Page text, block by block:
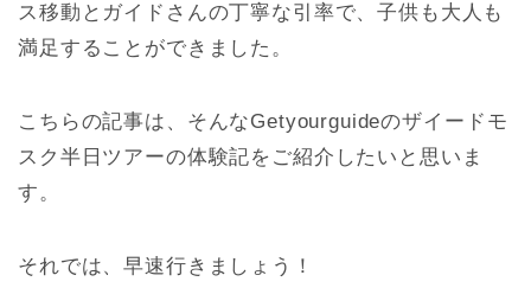
ス移動とガイドさんの丁寧な引率で、子供も大人も
満足することができました。
こちらの記事は、そんなGetyourguideのザイードモ
スク半日ツアーの体験記をご紹介したいと思いま
す。
それでは、早速行きましょう！